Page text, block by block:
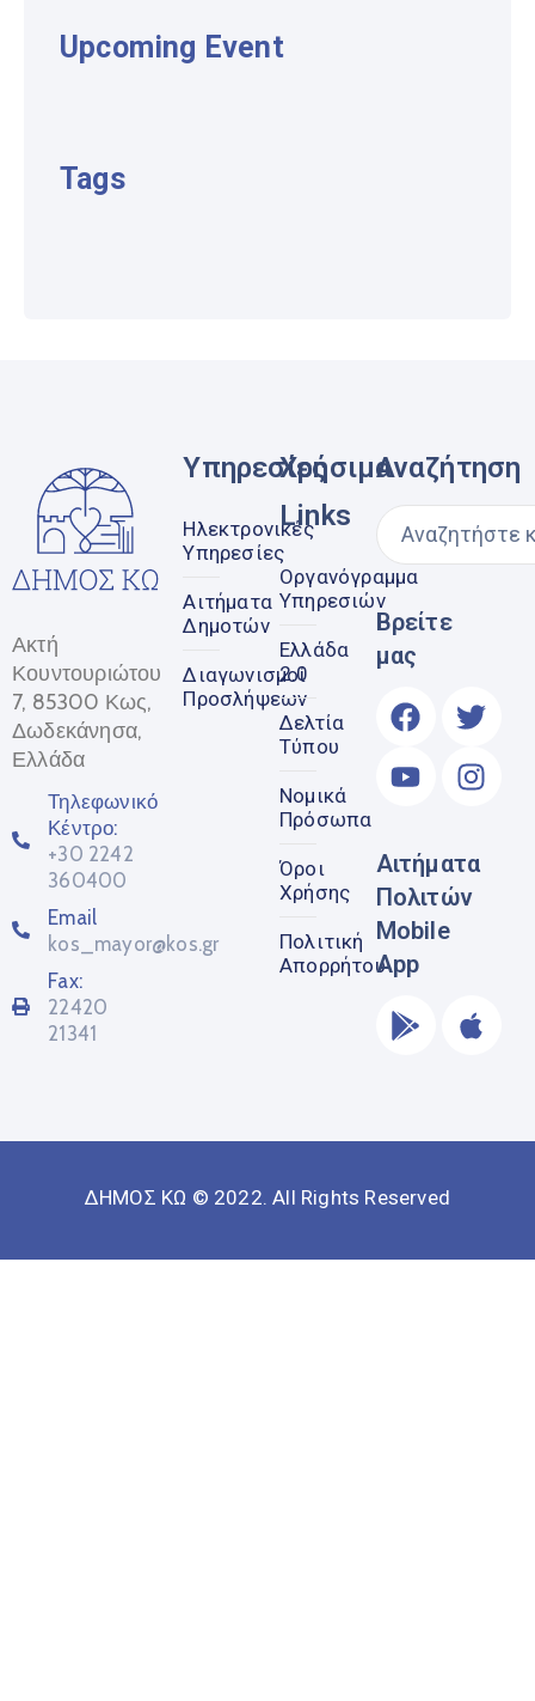
Upcoming Event
Tags
Ακτή
Κουντουριώτου
7, 85300 Κως,
Δωδεκάνησα,
Ελλάδα
Τηλεφωνικό
Κέντρο:
+30 2242
360400
Email
kos_mayor@kos.gr
Fax:
22420
21341
Υπηρεσίες
Ηλεκτρονικές
Υπηρεσίες
Αιτήματα
Δημοτών
Διαγωνισμοί
Προσλήψεων
Χρήσιμα
Links
Οργανόγραμμα
Υπηρεσιών
Ελλάδα
2.0
Δελτία
Τύπου
Νομικά
Πρόσωπα
Όροι
Χρήσης
Πολιτική
Απορρήτου
Αναζήτηση
Βρείτε
μας
Αιτήματα
Πολιτών
Mobile
App
ΔΗΜΟΣ ΚΩ © 2022. All Rights Reserved